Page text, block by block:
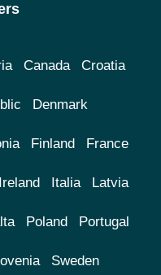
Canada Croatia
Denmark
Finland France
Ireland Italia Latvia
Poland Portugal
Sweden